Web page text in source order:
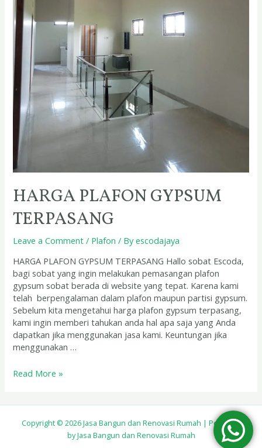
HARGA PLAFON GYPSUM
TERPASANG
Leave a Comment / Plafon / Byescodajaya
HARGA PLAFON GYPSUM TERPASANG Hallo sobat Escoda,
bagi sobat yang ingin melakukan pemasangan plafon
gypsum sobat berada di website yang tepat. Karena kami
telah berpengalaman dalam plafon maupun partisi gypsum.
Sebelum kita mengetahui harga plafon gypsum terpasang,
kami ingin memberi tahukan anda hal apa saja yang Anda
dapatkan jika menggunakan jasa kami. Keuntungan jika
menggunakan …
Read More »
Copyright © 2026 Jasa Bangun dan Renovasi Rumah | Powered
by Jasa Bangun dan Renovasi Rumah